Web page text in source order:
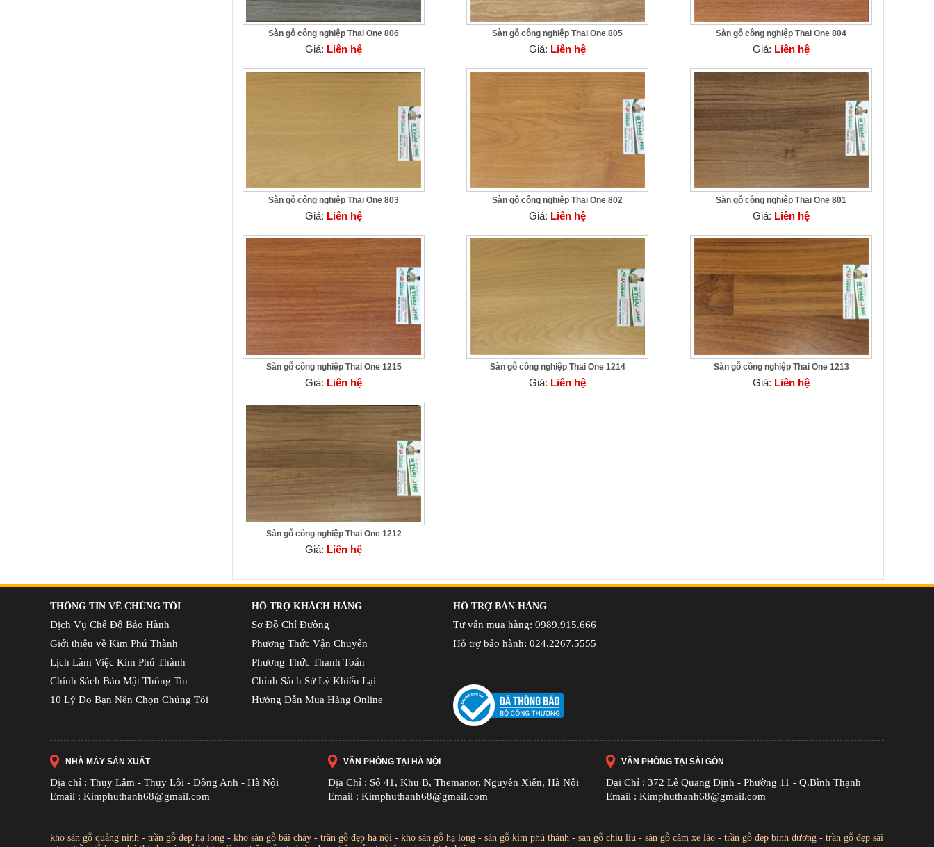
Sàn gỗ công nghiệp Thai One 806
Giá: Liên hệ
Sàn gỗ công nghiệp Thai One 805
Giá: Liên hệ
Sàn gỗ công nghiệp Thai One 804
Giá: Liên hệ
Sàn gỗ công nghiệp Thai One 803
Giá: Liên hệ
Sàn gỗ công nghiệp Thai One 802
Giá: Liên hệ
Sàn gỗ công nghiệp Thai One 801
Giá: Liên hệ
Sàn gỗ công nghiệp Thai One 1215
Giá: Liên hệ
Sàn gỗ công nghiệp Thai One 1214
Giá: Liên hệ
Sàn gỗ công nghiệp Thai One 1213
Giá: Liên hệ
Sàn gỗ công nghiệp Thai One 1212
Giá: Liên hệ
THÔNG TIN VỀ CHÚNG TÔI
Dịch Vụ Chế Độ Bảo Hành
Giới thiệu về Kim Phú Thành
Lịch Làm Việc Kim Phú Thành
Chính Sách Bảo Mật Thông Tin
10 Lý Do Bạn Nên Chọn Chúng Tôi
HỖ TRỢ KHÁCH HÀNG
Sơ Đồ Chỉ Đường
Phương Thức Vận Chuyển
Phương Thức Thanh Toán
Chính Sách Sử Lý Khiếu Lại
Hướng Dẫn Mua Hàng Online
HỖ TRỢ BÁN HÀNG
Tư vấn mua hàng: 0989.915.666
Hỗ trợ bảo hành: 024.2267.5555
NHÀ MÁY SẢN XUẤT
Địa chỉ : Thụy Lâm - Thụy Lôi - Đông Anh - Hà Nội
Email : Kimphuthanh68@gmail.com
VĂN PHÒNG TẠI HÀ NỘI
Địa Chỉ : Số 41, Khu B, Themanor, Nguyễn Xiển, Hà Nội
Email : Kimphuthanh68@gmail.com
VĂN PHÒNG TẠI SÀI GÒN
Đại Chỉ : 372 Lê Quang Định - Phường 11 - Q.Bình Thạnh
Email : Kimphuthanh68@gmail.com
kho sàn gỗ quảng ninh - trần gỗ đẹp hạ long - kho sàn gỗ bãi cháy - trần gỗ đẹp hà nội - kho sàn gỗ hạ long - sàn gỗ kim phú thành - sàn gỗ chiu liu - sàn gỗ căm xe lào - trần gỗ đẹp bình dương - trần gỗ đẹp sài